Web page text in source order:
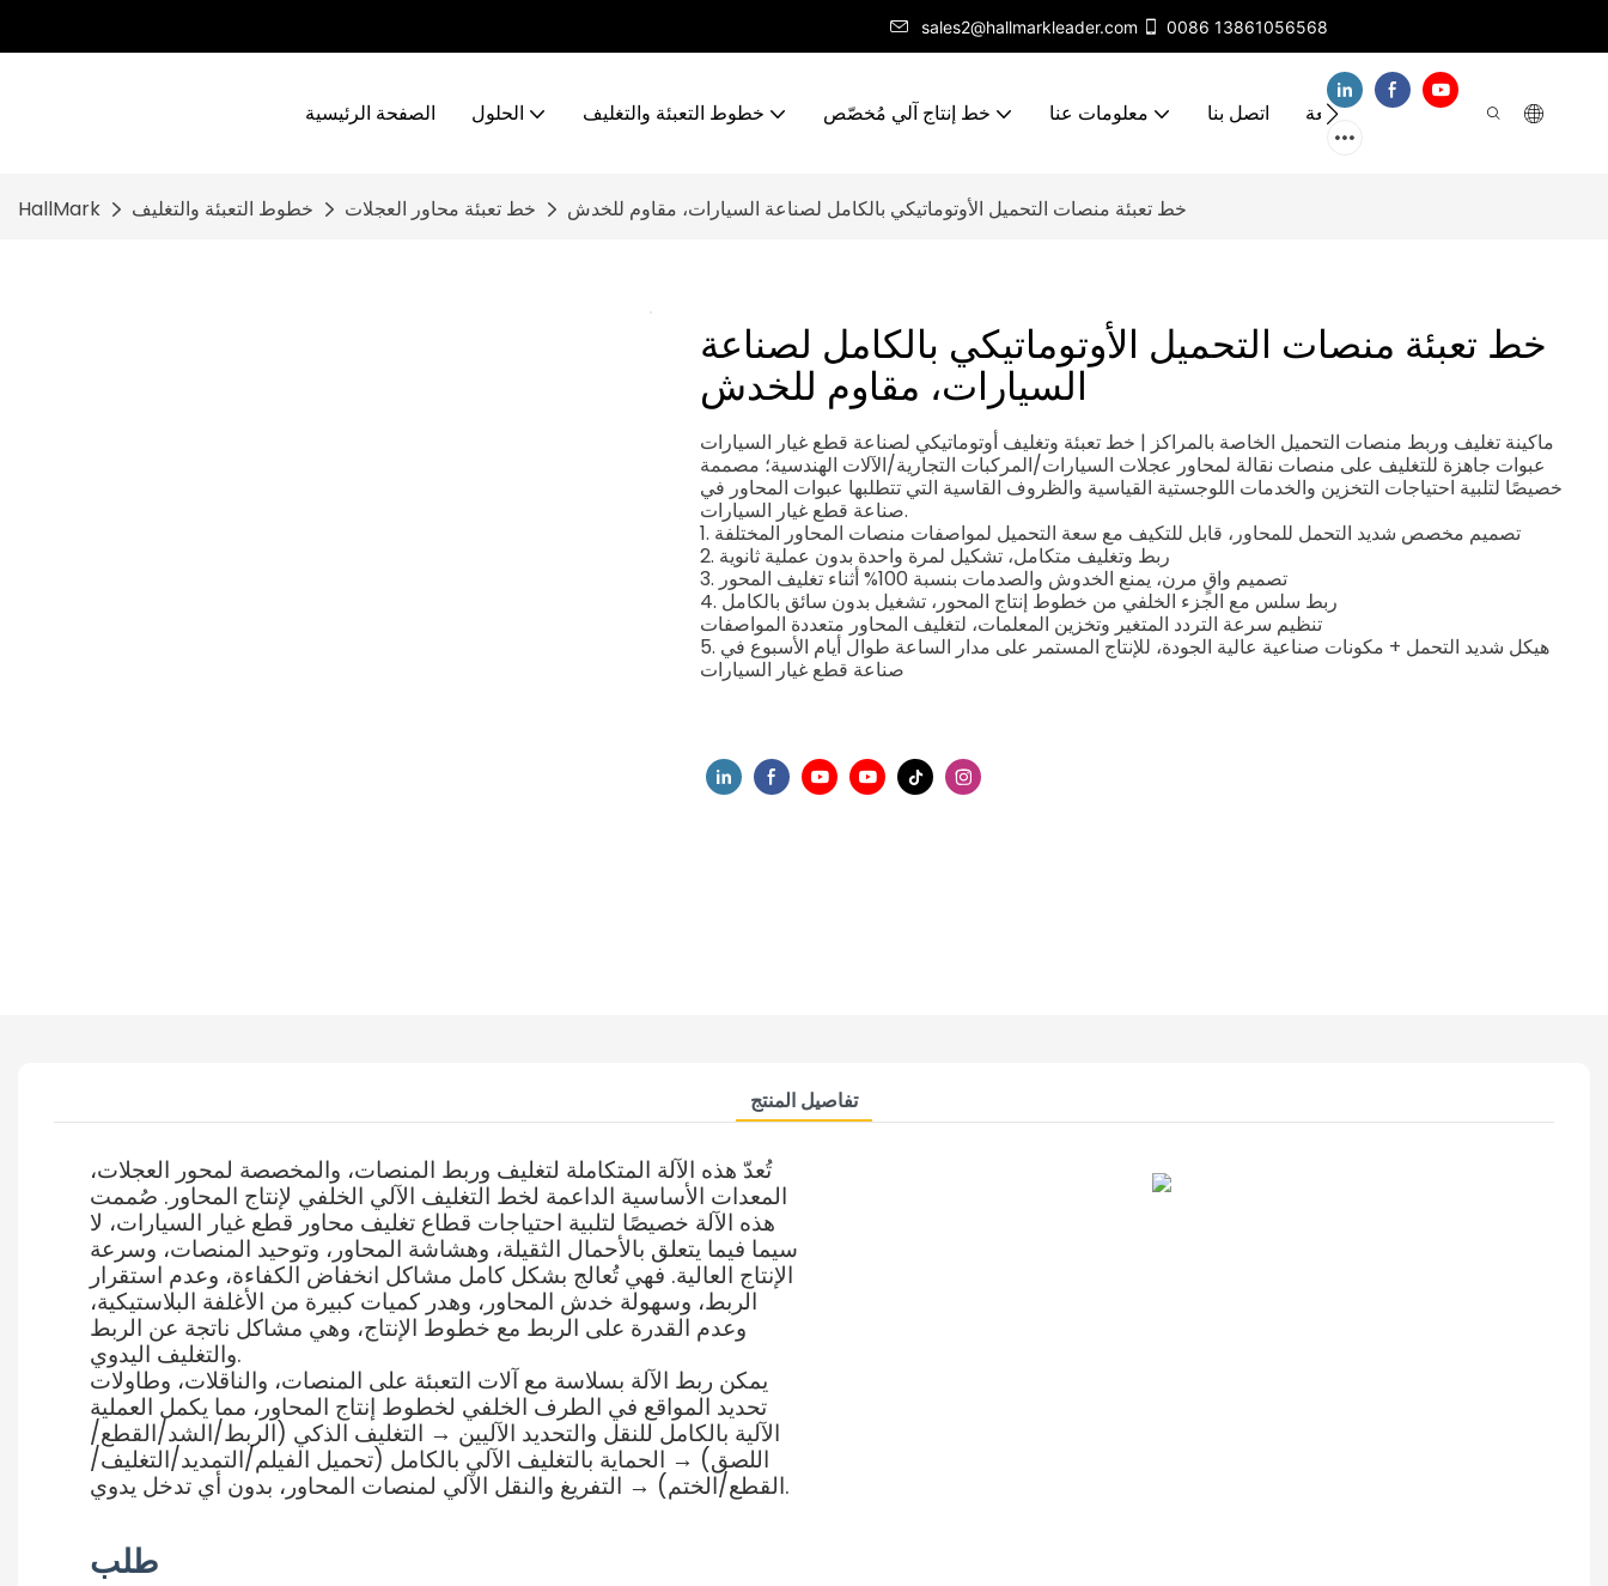
sales2@hallmarkleader.com 0086 13861056568
الصفحة الرئيسية الحلول خطوط التعبئة والتغليف خط إنتاج آلي مُخصّص معلومات عنا اتصل بنا الأسئلة الشائعة مقاطع فيديو
HallMark خطوط التعبئة والتغليف خط تعبئة محاور العجلات خط تعبئة منصات التحميل الأوتوماتيكي بالكامل لصناعة السيارات، مقاوم للخدش
خط تعبئة منصات التحميل الأوتوماتيكي بالكامل لصناعة
السيارات، مقاوم للخدش
ماكينة تغليف وربط منصات التحميل الخاصة بالمراكز | خط تعبئة وتغليف أوتوماتيكي لصناعة قطع غيار السيارات
عبوات جاهزة للتغليف على منصات نقالة لمحاور عجلات السيارات/المركبات التجارية/الآلات الهندسية؛ مصممة
خصيصًا لتلبية احتياجات التخزين والخدمات اللوجستية القياسية والظروف القاسية التي تتطلبها عبوات المحاور في
صناعة قطع غيار السيارات.
1. تصميم مخصص شديد التحمل للمحاور، قابل للتكيف مع سعة التحميل لمواصفات منصات المحاور المختلفة
2. ربط وتغليف متكامل، تشكيل لمرة واحدة بدون عملية ثانوية
3. تصميم واقٍ مرن، يمنع الخدوش والصدمات بنسبة 100% أثناء تغليف المحور
4. ربط سلس مع الجزء الخلفي من خطوط إنتاج المحور، تشغيل بدون سائق بالكامل
تنظيم سرعة التردد المتغير وتخزين المعلمات، لتغليف المحاور متعددة المواصفات
5. هيكل شديد التحمل + مكونات صناعية عالية الجودة، للإنتاج المستمر على مدار الساعة طوال أيام الأسبوع في
صناعة قطع غيار السيارات
تفاصيل المنتج
تُعدّ هذه الآلة المتكاملة لتغليف وربط المنصات، والمخصصة لمحور العجلات،
المعدات الأساسية الداعمة لخط التغليف الآلي الخلفي لإنتاج المحاور. صُممت
هذه الآلة خصيصًا لتلبية احتياجات قطاع تغليف محاور قطع غيار السيارات، لا
سيما فيما يتعلق بالأحمال الثقيلة، وهشاشة المحاور، وتوحيد المنصات، وسرعة
الإنتاج العالية. فهي تُعالج بشكل كامل مشاكل انخفاض الكفاءة، وعدم استقرار
الربط، وسهولة خدش المحاور، وهدر كميات كبيرة من الأغلفة البلاستيكية،
وعدم القدرة على الربط مع خطوط الإنتاج، وهي مشاكل ناتجة عن الربط
والتغليف اليدوي.
يمكن ربط الآلة بسلاسة مع آلات التعبئة على المنصات، والناقلات، وطاولات
تحديد المواقع في الطرف الخلفي لخطوط إنتاج المحاور، مما يكمل العملية
الآلية بالكامل للنقل والتحديد الآليين → التغليف الذكي (الربط/الشد/القطع/
اللصق) → الحماية بالتغليف الآلي بالكامل (تحميل الفيلم/التمديد/التغليف/
القطع/الختم) → التفريغ والنقل الآلي لمنصات المحاور، بدون أي تدخل يدوي.
طلب